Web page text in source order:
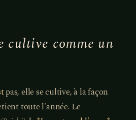
cultive comme un
pas, elle se cultive, à la façon
toute l'année. Le